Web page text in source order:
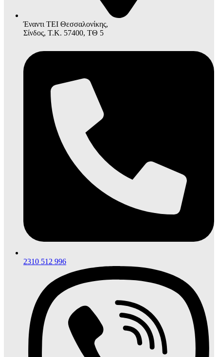
Έναντι ΤΕΙ Θεσσαλονίκης,
Σίνδος, Τ.Κ. 57400, ΤΘ 5
2310 512 996